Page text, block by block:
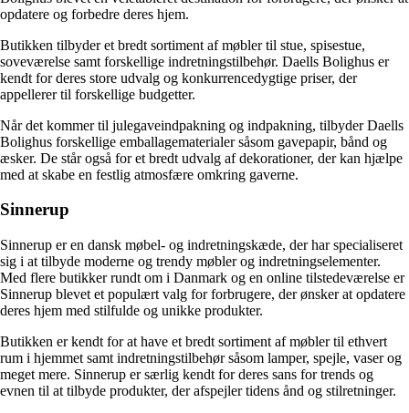
opdatere og forbedre deres hjem.
Butikken tilbyder et bredt sortiment af møbler til stue, spisestue,
soveværelse samt forskellige indretningstilbehør. Daells Bolighus er
kendt for deres store udvalg og konkurrencedygtige priser, der
appellerer til forskellige budgetter.
Når det kommer til julegaveindpakning og indpakning, tilbyder Daells
Bolighus forskellige emballagematerialer såsom gavepapir, bånd og
æsker. De står også for et bredt udvalg af dekorationer, der kan hjælpe
med at skabe en festlig atmosfære omkring gaverne.
Sinnerup
Sinnerup er en dansk møbel- og indretningskæde, der har specialiseret
sig i at tilbyde moderne og trendy møbler og indretningselementer.
Med flere butikker rundt om i Danmark og en online tilstedeværelse er
Sinnerup blevet et populært valg for forbrugere, der ønsker at opdatere
deres hjem med stilfulde og unikke produkter.
Butikken er kendt for at have et bredt sortiment af møbler til ethvert
rum i hjemmet samt indretningstilbehør såsom lamper, spejle, vaser og
meget mere. Sinnerup er særlig kendt for deres sans for trends og
evnen til at tilbyde produkter, der afspejler tidens ånd og stilretninger.